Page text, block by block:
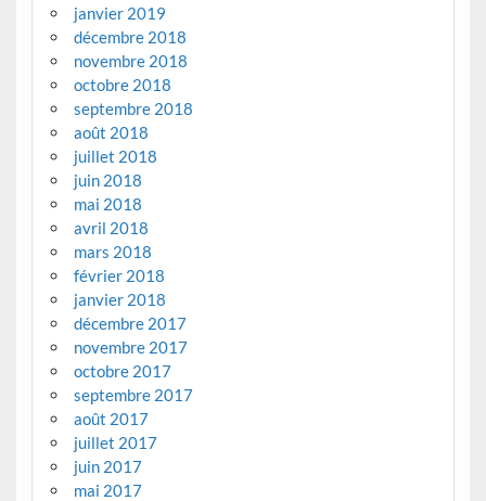
janvier 2019
décembre 2018
novembre 2018
octobre 2018
septembre 2018
août 2018
juillet 2018
juin 2018
mai 2018
avril 2018
mars 2018
février 2018
janvier 2018
décembre 2017
novembre 2017
octobre 2017
septembre 2017
août 2017
juillet 2017
juin 2017
mai 2017